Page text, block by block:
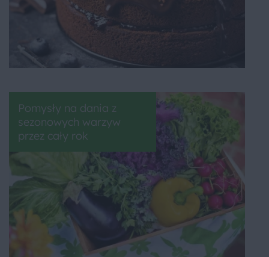
Pomysły na dania z
sezonowych warzyw
przez cały rok